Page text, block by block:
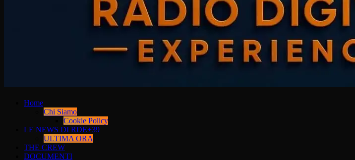
Home
Chi Siamo
Cookie Policy
LE NEWS DI RDE+39
ULTIMA ORA
THE CREW
DOCUMENTI